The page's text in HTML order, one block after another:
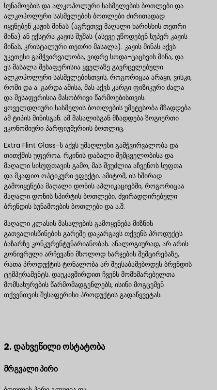
სუნამოების და ალკოჰოლური სასმელების ბოთლები და
ალკოჰოლური სასმელების ბოთლები ძირითადად
იყენებენ კაჟის მინას (აგრეთვე მაღალი ხარისხის თეთრი
მინა) ან ექსტრა კაჟის შუშას (ასევე უწოდებენ სუპერ კაჟის
მინას, კრისტალური თეთრი მასალა). კაჟის მინას აქვს
უკეთესი გამჭვირვალობა, ვიდრე სოდა-ცაცხვის მინა, და
ეს მასალა შესაფერისია ყველაზე გავრცელებული
ალკოჰოლური სასმელებისთვის, როგორიცაა არაყი, ვისკი,
რომი და ა. გარდა ამისა, მას აქვს კარგი ფიზიკური ძალა
და შესაფერისია მასობრივი წარმოებისთვის.
ყოველდღიური სასმელის ბოთლების უმეტესობა მზადდება
ამ ტიპის მინისგან. ამ მასალისგან მზადდება ზოგიერთი
ეკონომიური პარფიუმერიის ბოთლიც.
Extra Flint Glass-ს აქვს უმაღლესი გამჭვირვალობა და
თითქმის უფეროა. რკინის დაბალი შემცველობისა და
მაღალი სისუფთავის გამო, მას შეუძლია აჩვენოს სუფთა
და მკაფიო ოპტიკური ეფექტი. ამიტომ, ის ხშირად
გამოიყენება მაღალი დონის აპლიკაციებში, როგორიცაა
მაღალი დონის სპირტის ბოთლები, ძვირადღირებული
ბრენდის სუნამოების ბოთლები და ა.შ.
მაღალი კლასის მასალების გამოყენება მიზნის
გათვალისწინების გარეშე დაკარგავს თქვენს პროდუქტს
ბაზარზე კონკურენტუნარიანობას. ანალოგიურად, არ არის
გონივრული არჩევანი მხოლოდ ხარჯების შემცირებაზე,
რათა პროდუქტის ტონალობა არ შეესაბამებოდეს ბრენდის
ტემპერამენტს. დაუკავშირდით ჩვენს მომხმარებელთა
მომსახურების წარმომადგენლებს, ისინი მოგცემენ
თქვენთვის შესაფერისი პროდუქტის გადაწყვეტას.
2. დახვეწილი ოსტატობა
მრგვალი პირი